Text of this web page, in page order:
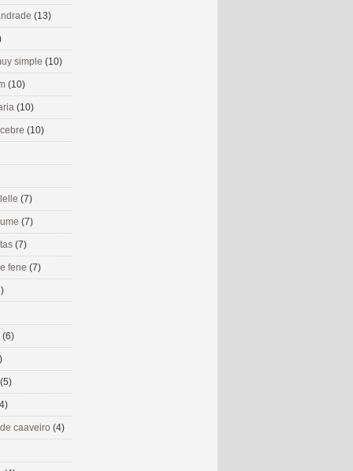
(13)
simple (10)
(10)
(10)
(10)
(7)
(7)
(7)
fene (7)
(6)
(5)
caaveiro (4)